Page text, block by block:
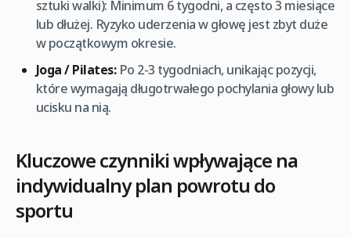
sztuki walki): Minimum 6 tygodni, a często 3 miesiące
lub dłużej. Ryzyko uderzenia w głowę jest zbyt duże
w początkowym okresie.
Joga / Pilates:Po 2-3 tygodniach, unikając pozycji,
które wymagają długotrwałego pochylania głowy lub
ucisku na nią.
Kluczowe czynniki wpływające na
indywidualny plan powrotu do
sportu